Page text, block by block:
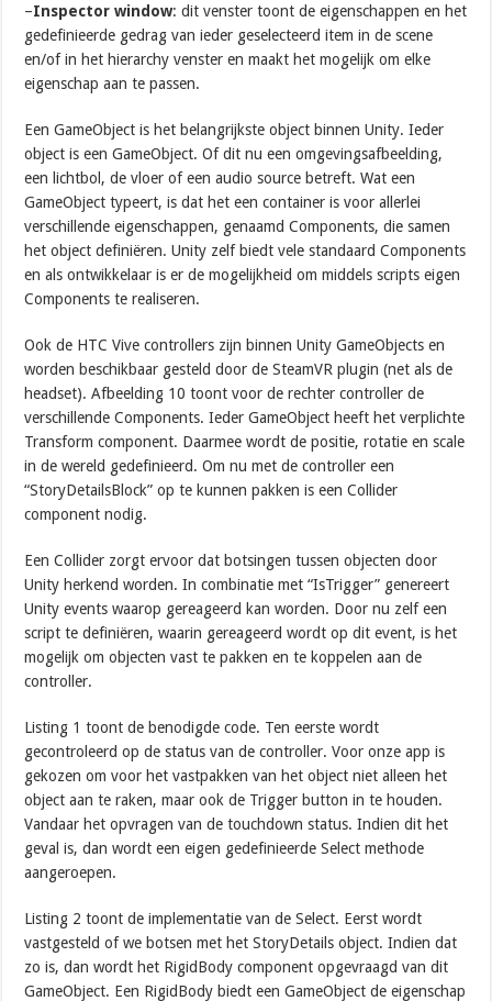
–Inspector window: dit venster toont de eigenschappen en het
gedefinieerde gedrag van ieder geselecteerd item in de scene
en/of in het hierarchy venster en maakt het mogelijk om elke
eigenschap aan te passen.
Een GameObject is het belangrijkste object binnen Unity. Ieder
object is een GameObject. Of dit nu een omgevingsafbeelding,
een lichtbol, de vloer of een audio source betreft. Wat een
GameObject typeert, is dat het een container is voor allerlei
verschillende eigenschappen, genaamd Components, die samen
het object definiëren. Unity zelf biedt vele standaard Components
en als ontwikkelaar is er de mogelijkheid om middels scripts eigen
Components te realiseren.
Ook de HTC Vive controllers zijn binnen Unity GameObjects en
worden beschikbaar gesteld door de SteamVR plugin (net als de
headset). Afbeelding 10 toont voor de rechter controller de
verschillende Components. Ieder GameObject heeft het verplichte
Transform component. Daarmee wordt de positie, rotatie en scale
in de wereld gedefinieerd. Om nu met de controller een
“StoryDetailsBlock” op te kunnen pakken is een Collider
component nodig.
Een Collider zorgt ervoor dat botsingen tussen objecten door
Unity herkend worden. In combinatie met “IsTrigger” genereert
Unity events waarop gereageerd kan worden. Door nu zelf een
script te definiëren, waarin gereageerd wordt op dit event, is het
mogelijk om objecten vast te pakken en te koppelen aan de
controller.
Listing 1 toont de benodigde code. Ten eerste wordt
gecontroleerd op de status van de controller. Voor onze app is
gekozen om voor het vastpakken van het object niet alleen het
object aan te raken, maar ook de Trigger button in te houden.
Vandaar het opvragen van de touchdown status. Indien dit het
geval is, dan wordt een eigen gedefinieerde Select methode
aangeroepen.
Listing 2 toont de implementatie van de Select. Eerst wordt
vastgesteld of we botsen met het StoryDetails object. Indien dat
zo is, dan wordt het RigidBody component opgevraagd van dit
GameObject. Een RigidBody biedt een GameObject de eigenschap